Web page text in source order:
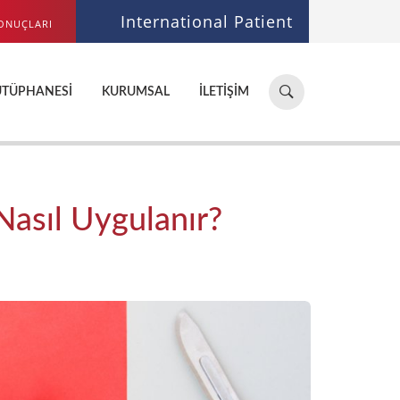
International Patient
Hastane,
doktor,
ara...
KURUMSAL İLETIŞIM
Uygulanır?